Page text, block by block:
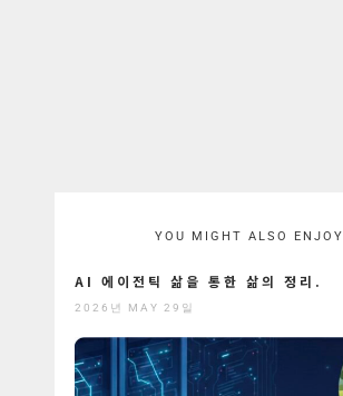
YOU MIGHT ALSO ENJOY
AI 에이전틱 삶을 통한 삶의 정리.
2026년 MAY 29일